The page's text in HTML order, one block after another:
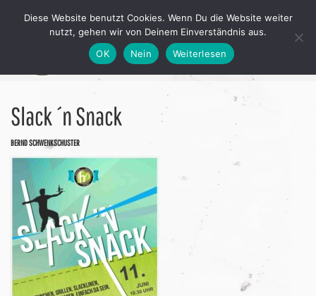
Slack ´n Snack
BERND SCHWENKSCHUSTER
Diese Website benutzt Cookies. Wenn Du die Website weiter
nutzt, gehen wir von Deinem Einverständnis aus.
OK
Nein Weiterlesen